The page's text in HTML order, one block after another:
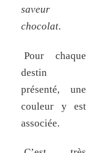
saveur
chocolat.
Pour chaque
destin
présenté, une
couleur y est
associée.